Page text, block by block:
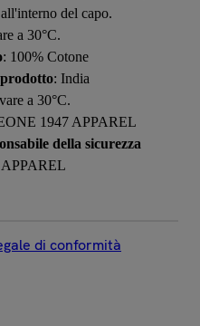
del capo.
a 30°C.
: 100% Cotone
: India
a 30°C.
1947 APPAREL
della sicurezza
di conformità